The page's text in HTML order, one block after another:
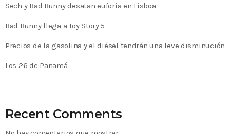
Sech y Bad Bunny desatan euforia en Lisboa
Bad Bunny llega a Toy Story 5
Precios de la gasolina y el diésel tendrán una leve disminución
Los 26 de Panamá
Recent Comments